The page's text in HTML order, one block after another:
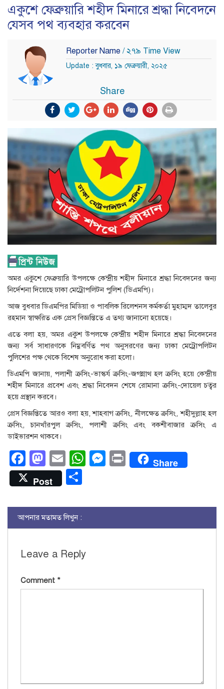
একুশে ফেব্রুয়ারি শহীদ মিনারে শ্রদ্ধা নিবেদনে
যেসব পথ ব্যবহার করবেন
Reporter Name / ২৭৯ Time View
Update : বুধবার, ১৯ ফেব্রুয়ারী, ২০২৫
Share
অমর একুশে ফেব্রুয়ারি উপলক্ষে কেন্দ্রীয় শহীদ মিনারে শ্রদ্ধা নিবেদনের জন্য
নির্দেশনা দিয়েছে ঢাকা মেট্রোপলিটন পুলিশ (ডিএমপি)।
আজ বুধবার ডিএমপির মিডিয়া ও পাবলিক রিলেশনস কর্মকর্তা মুহাম্মদ তালেবুর
রহমান স্বাক্ষরিত এক প্রেস বিজ্ঞপ্তিতে এ তথ্য জানানো হয়েছে।
এতে বলা হয়, অমর একুশ উপলক্ষে কেন্দ্রীয় শহীদ মিনারে শ্রদ্ধা নিবেদনের
জন্য সর্ব সাধারণকে নিম্নবর্ণিত পথ অনুসরণের জন্য ঢাকা মেট্রোপলিটন
পুলিশের পক্ষ থেকে বিশেষ অনুরোধ করা হলো।
ডিএমপি জানায়, পলাশী ক্রসিং-ভাস্কর্য ক্রসিং-জগন্নাথ হল ক্রসিং হয়ে কেন্দ্রীয়
শহীদ মিনারে প্রবেশ এবং শ্রদ্ধা নিবেদন শেষে রোমানা ক্রসিং-দোয়েল চত্বর
হয়ে প্রস্থান করবে।
প্রেস বিজ্ঞপ্তিতে আরও বলা হয়, শাহবাগ ক্রসিং, নীলক্ষেত ক্রসিং, শহীদুল্লাহ হল
ক্রসিং, চানখাঁরপুল ক্রসিং, পলাশী ক্রসিং এবং বকশীবাজার ক্রসিং এ
ডাইভারশন থাকবে।
Facebook
Mastodon
EmailWhatsApp
Messenger
PrintShare
Post
আপনার মতামত লিখুন :
Leave a Reply
Comment *